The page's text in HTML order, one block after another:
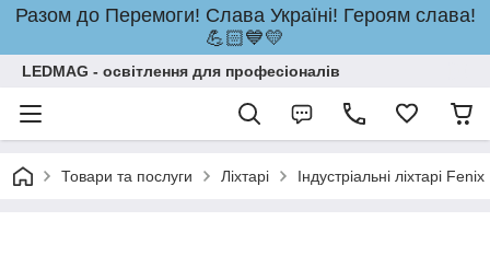
Разом до Перемоги! Слава Україні! Героям слава!
💪🏻💙💛
LEDMAG - освітлення для професіоналів
Товари та послуги Ліхтарі Індустріальні ліхтарі Fenix